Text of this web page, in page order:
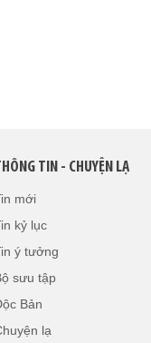
TIN - CHUYỆN LẠ
mới
kỷ lục
ý tưởng
sưu tập
Bản
lạ